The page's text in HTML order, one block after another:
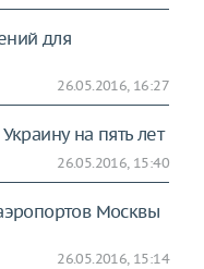
для
26.05.2016, 16:27
на пять лет
26.05.2016, 15:40
Москвы
26.05.2016, 15:14